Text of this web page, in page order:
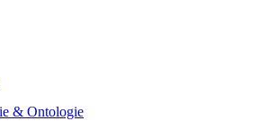
& Ontologie